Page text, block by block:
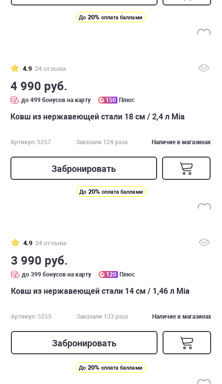
До 20% оплата баллами
4.9 24 отзыва
4 990 руб.
до 499 бонусов на карту 150 Плюс
Ковш из нержавеющей стали 18 см / 2,4 л Mia
Артикул: 5257 Заказали 124 раза Наличие в магазинах
Забронировать
До 20% оплата баллами
4.9 24 отзыва
3 990 руб.
до 399 бонусов на карту 120 Плюс
Ковш из нержавеющей стали 14 см / 1,46 л Mia
Артикул: 5255 Заказали 133 раза Наличие в магазинах
Забронировать
До 20% оплата баллами